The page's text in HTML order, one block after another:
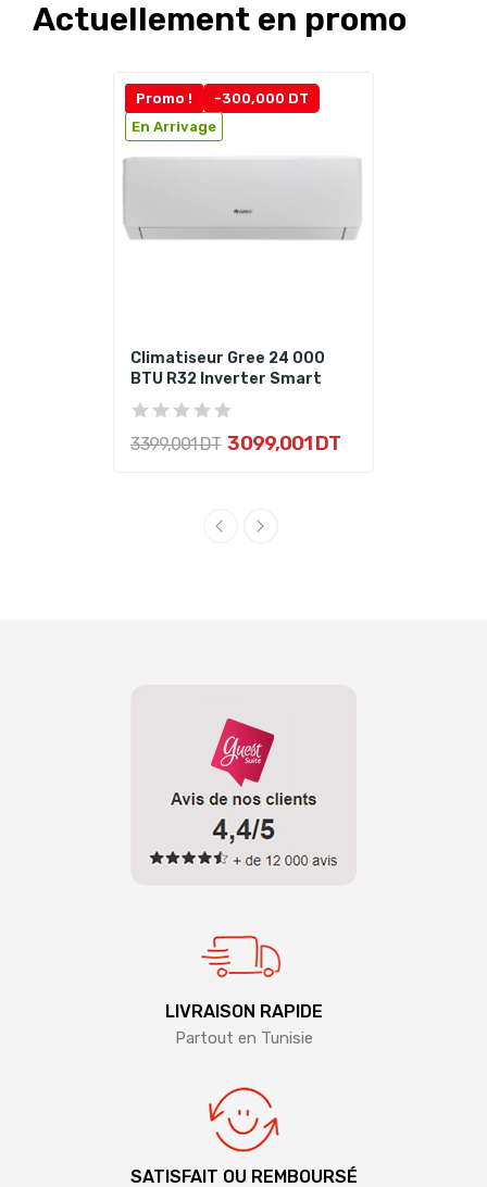
Actuellement en promo
Promo !
-300,000 DT
En Arrivage
Climatiseur Gree 24 000
BTU R32 Inverter Smart
3 399,001 DT 3 099,001 DT
LIVRAISON RAPIDE
Partout en Tunisie
SATISFAIT OU REMBOURSÉ